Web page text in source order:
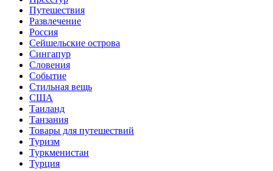
Путешествия
Развлечение
Россия
Сейшельские острова
Сингапур
Словения
Событие
Стильная вещь
США
Таиланд
Танзания
Товары для путешествий
Туризм
Туркменистан
Турция